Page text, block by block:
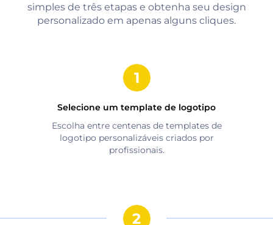
simples de três etapas e obtenha seu design
personalizado em apenas alguns cliques.
Selecione um template de logotipo
Escolha entre centenas de templates de
logotipo personalizáveis criados por
profissionais.